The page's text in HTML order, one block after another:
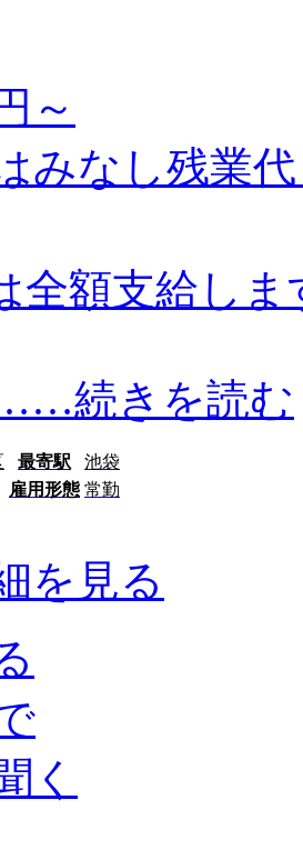
～
みなし残業
全額支給しま
…続きを読む
最寄駅
池袋
雇用形態 常勤
を見る
く